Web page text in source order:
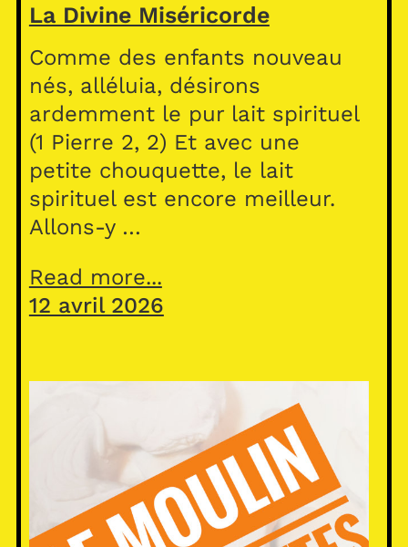
La Divine Miséricorde
Comme des enfants nouveau
nés, alléluia, désirons
ardemment le pur lait spirituel
(1 Pierre 2, 2) Et avec une
petite chouquette, le lait
spirituel est encore meilleur.
Allons-y …
Read more...
12 avril 2026